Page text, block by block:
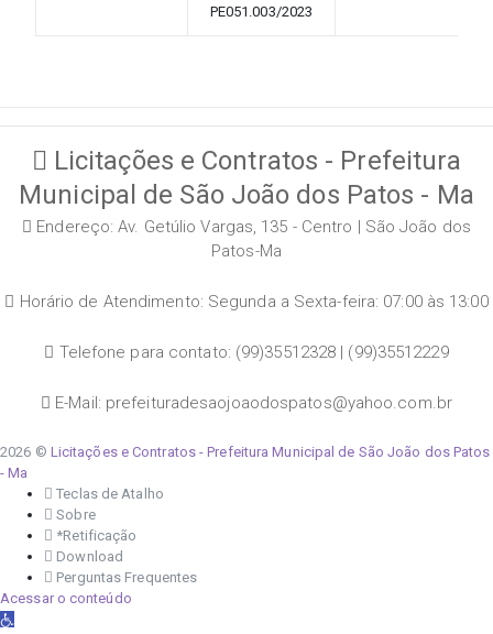
PE051.003/2023
Licitações e Contratos - Prefeitura
Municipal de São João dos Patos - Ma
Endereço: Av. Getúlio Vargas, 135 - Centro | São João dos
Patos-Ma
Horário de Atendimento: Segunda a Sexta-feira: 07:00 às 13:00
Telefone para contato: (99)35512328 | (99)35512229
E-Mail: prefeituradesaojoaodospatos@yahoo.com.br
2026 © Licitações e Contratos - Prefeitura Municipal de São João dos Patos
- Ma
Teclas de Atalho
Sobre
*Retificação
Download
Perguntas Frequentes
Acessar o conteúdo
Abrir a barra de ferramentas